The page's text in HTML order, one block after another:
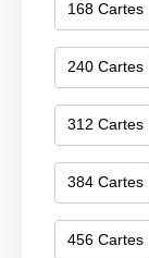
168 Cartes
240 Cartes
312 Cartes
384 Cartes
456 Cartes